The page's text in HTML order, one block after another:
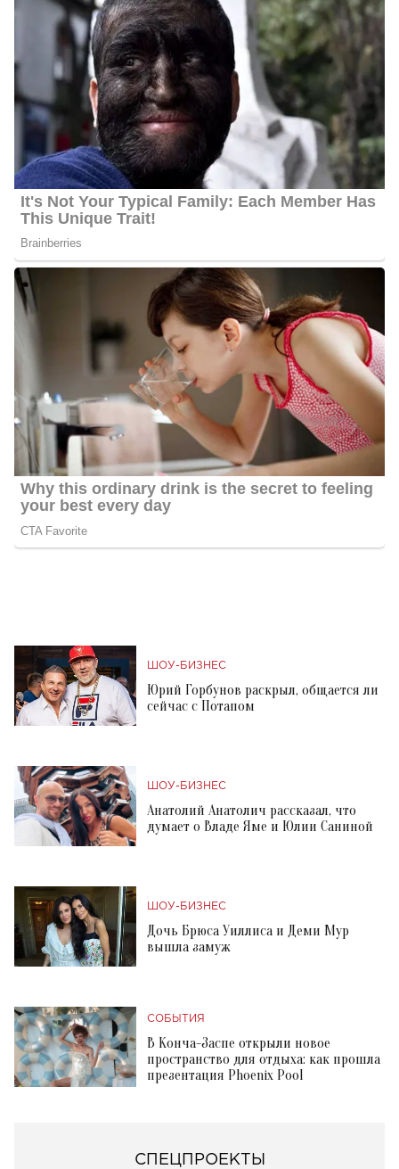
ШОУ-БИЗНЕС
Юрий Горбунов раскрыл, общается ли
сейчас с Потапом
ШОУ-БИЗНЕС
Анатолий Анатолич рассказал, что
думает о Владе Яме и Юлии Саниной
ШОУ-БИЗНЕС
Дочь Брюса Уиллиса и Деми Мур
вышла замуж
СОБЫТИЯ
В Конча-Заспе открыли новое
пространство для отдыха: как прошла
презентация Phoenix Pool
СПЕЦПРОЕКТЫ